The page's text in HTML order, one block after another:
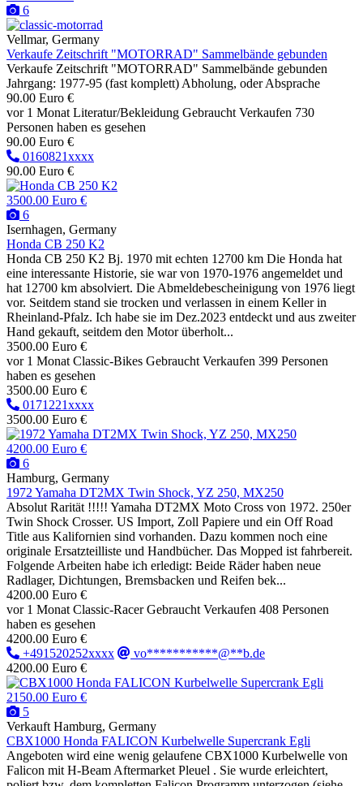
6
Vellmar, Germany
Verkaufe Zeitschrift "MOTORRAD" Sammelbände gebunden
Verkaufe Zeitschrift "MOTORRAD" Sammelbände gebunden
Jahrgang: 1977-95 (fast komplett) Abholung, oder Absprache
90.00 Euro €
vor 1 Monat Literatur/Bekleidung Gebraucht Verkaufen 730
Personen haben es gesehen
90.00 Euro €
0160821xxxx
90.00 Euro €
3500.00 Euro €
6
Isernhagen, Germany
Honda CB 250 K2
Honda CB 250 K2 Bj. 1970 mit echten 12700 km Die Honda hat
eine interessante Historie, sie war von 1970-1976 angemeldet und
hat 12700 km absolviert. Die Abmeldebescheinigung von 1976 liegt
vor. Seitdem stand sie trocken und verlassen in einem Keller in
Rheinland-Pfalz. Ich habe sie im Dez.2023 entdeckt und aus zweiter
Hand gekauft, seitdem den Motor überholt...
3500.00 Euro €
vor 1 Monat Classic-Bikes Gebraucht Verkaufen 399 Personen
haben es gesehen
3500.00 Euro €
0171221xxxx
3500.00 Euro €
4200.00 Euro €
6
Hamburg, Germany
1972 Yamaha DT2MX Twin Shock, YZ 250, MX250
Absolut Rarität !!!!! Yamaha DT2MX Moto Cross von 1972. 250er
Twin Shock Crosser. US Import, Zoll Papiere und ein Off Road
Title aus Kalifornien sind vorhanden. Dazu kommen noch eine
originale Ersatzteilliste und Handbücher. Das Mopped ist fahrbereit.
Folgende Arbeiten habe ich erledigt: Beide Räder haben neue
Radlager, Dichtungen, Bremsbacken und Reifen bek...
4200.00 Euro €
vor 1 Monat Classic-Racer Gebraucht Verkaufen 408 Personen
haben es gesehen
4200.00 Euro €
+491520252xxxx
vo***********@**b.de
4200.00 Euro €
2150.00 Euro €
5
Verkauft Hamburg, Germany
CBX1000 Honda FALICON Kurbelwelle Supercrank Egli
Angeboten wird eine wenig gelaufene CBX1000 Kurbelwelle von
Falicon mit H-Beam Aftermarket Pleuel . Sie wurde erleichtert,